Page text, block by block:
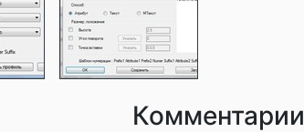
Комментарии